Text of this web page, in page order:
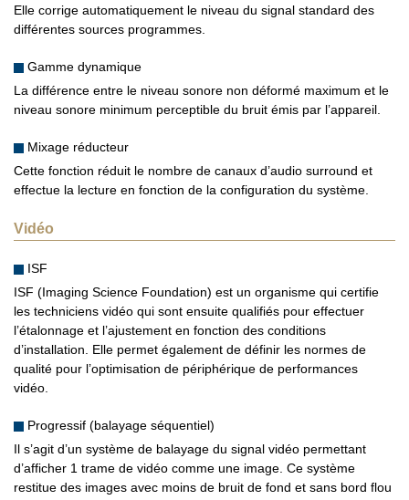
Elle corrige automatiquement le niveau du signal standard des
différentes sources programmes.
Gamme dynamique
La différence entre le niveau sonore non déformé maximum et le
niveau sonore minimum perceptible du bruit émis par l’appareil.
Mixage réducteur
Cette fonction réduit le nombre de canaux d’audio surround et
effectue la lecture en fonction de la configuration du système.
Vidéo
ISF
ISF (Imaging Science Foundation) est un organisme qui certifie
les techniciens vidéo qui sont ensuite qualifiés pour effectuer
l’étalonnage et l’ajustement en fonction des conditions
d’installation. Elle permet également de définir les normes de
qualité pour l’optimisation de périphérique de performances
vidéo.
Progressif (balayage séquentiel)
Il s’agit d’un système de balayage du signal vidéo permettant
d’afficher 1 trame de vidéo comme une image. Ce système
restitue des images avec moins de bruit de fond et sans bord flou